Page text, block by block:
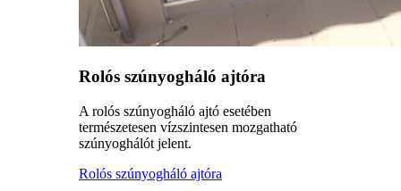
Rolós szúnyogháló ajtóra
A rolós szúnyogháló ajtó esetében
természetesen vízszintesen mozgatható
szúnyoghálót jelent.
Rolós szúnyogháló ajtóra